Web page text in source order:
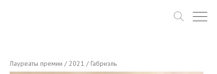
Лауреаты премии / 2021 / Габриэль